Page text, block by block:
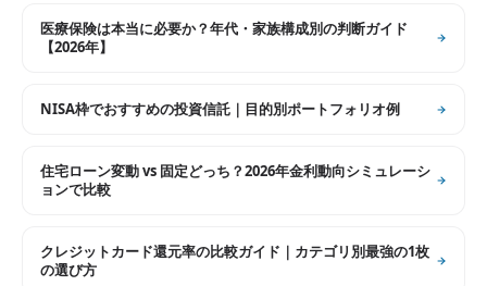
医療保険は本当に必要か？年代・家族構成別の判断ガイド
【2026年】
NISA枠でおすすめの投資信託｜目的別ポートフォリオ例
住宅ローン変動 vs 固定どっち？2026年金利動向シミュレーシ
ョンで比較
クレジットカード還元率の比較ガイド｜カテゴリ別最強の1枚
の選び方